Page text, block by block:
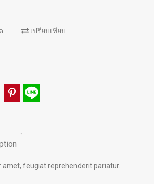
เปรียบเทียบ
amet, feugiat reprehenderit pariatur.